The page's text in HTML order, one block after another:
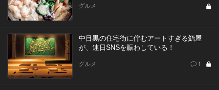
グルメ
中目黒の住宅街に佇むアートすぎる鮨屋
が、連日SNSを賑わしている！
グルメ 1